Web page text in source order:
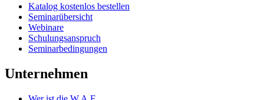
Katalog kostenlos bestellen
Seminarübersicht
Webinare
Schulungsanspruch
Seminarbedingungen
Unternehmen